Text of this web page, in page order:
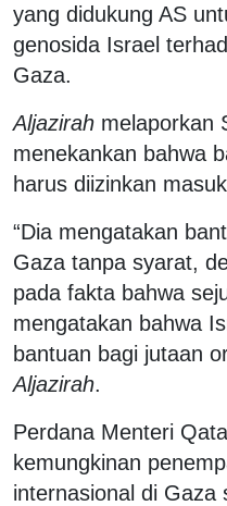
yang didukung AS
genosida Israel
Gaza.
Aljazirah melaporkan
menekankan bahwa
harus diizinkan
“Dia mengatakan
Gaza tanpa syarat,
pada fakta bahwa
mengatakan bahwa
bantuan bagi jutaan
Aljazirah.
Perdana Menteri
kemungkinan
internasional di Gaza